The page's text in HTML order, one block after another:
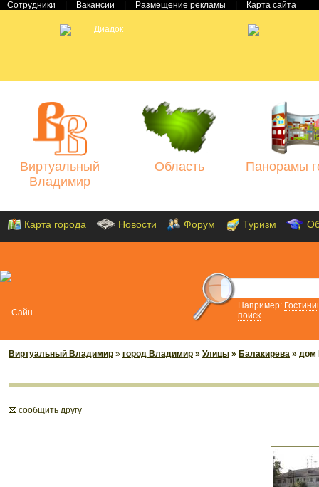
Сотрудники Вакансии Размещение рекламы Карта сайта
Виртуальный
Владимир
Область Панорамы
Карта города Новости Форум Туризм
Например:
поиск
Виртуальный Владимир » город Владимир » Улицы » Балакирева »
cообщить другу